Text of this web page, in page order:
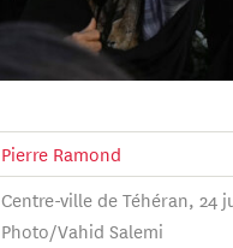
Pierre Ramond
Centre-ville de Téhéran, 24
Photo/Vahid Salemi